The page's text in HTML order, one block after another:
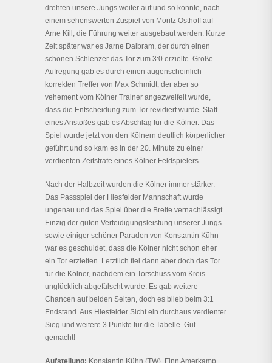
drehten unsere Jungs weiter auf und so konnte, nach
einem sehenswerten Zuspiel von Moritz Osthoff auf
Arne Kill, die Führung weiter ausgebaut werden. Kurze
Zeit später war es Jarne Dalbram, der durch einen
schönen Schlenzer das Tor zum 3:0 erzielte. Große
Aufregung gab es durch einen augenscheinlich
korrekten Treffer von Max Schmidt, der aber so
vehement vom Kölner Trainer angezweifelt wurde,
dass die Entscheidung zum Tor revidiert wurde. Statt
eines Anstoßes gab es Abschlag für die Kölner. Das
Spiel wurde jetzt von den Kölnern deutlich körperlicher
geführt und so kam es in der 20. Minute zu einer
verdienten Zeitstrafe eines Kölner Feldspielers.
Nach der Halbzeit wurden die Kölner immer stärker.
Das Passspiel der Hiesfelder Mannschaft wurde
ungenau und das Spiel über die Breite vernachlässigt.
Einzig der guten Verteidigungsleistung unserer Jungs
sowie einiger schöner Paraden von Konstantin Kühn
war es geschuldet, dass die Kölner nicht schon eher
ein Tor erzielten. Letztlich fiel dann aber doch das Tor
für die Kölner, nachdem ein Torschuss vom Kreis
unglücklich abgefälscht wurde. Es gab weitere
Chancen auf beiden Seiten, doch es blieb beim 3:1
Endstand. Aus Hiesfelder Sicht ein durchaus verdienter
Sieg und weitere 3 Punkte für die Tabelle. Gut
gemacht!
Aufstellung: Konstantin Kühn (TW), Finn Amerkamp,